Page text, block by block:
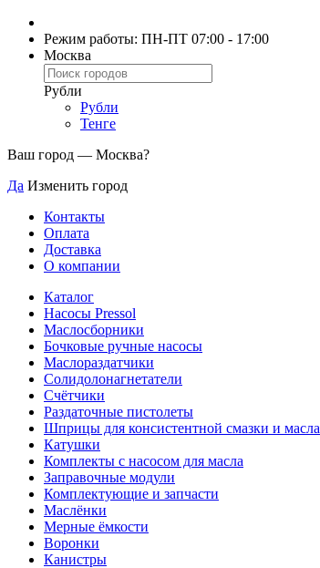
Режим работы: ПН-ПТ 07:00 - 17:00
Москва
Рубли
Рубли
Тенге
Ваш город — Москва?
Да Изменить город
Контакты
Оплата
Доставка
О компании
Каталог
Насосы Pressol
Маслосборники
Бочковые ручные насосы
Маслораздатчики
Солидолонагнетатели
Счётчики
Раздаточные пистолеты
Шприцы для консистентной смазки и масла
Катушки
Комплекты с насосом для масла
Заправочные модули
Комплектующие и запчасти
Маслёнки
Мерные ёмкости
Воронки
Канистры